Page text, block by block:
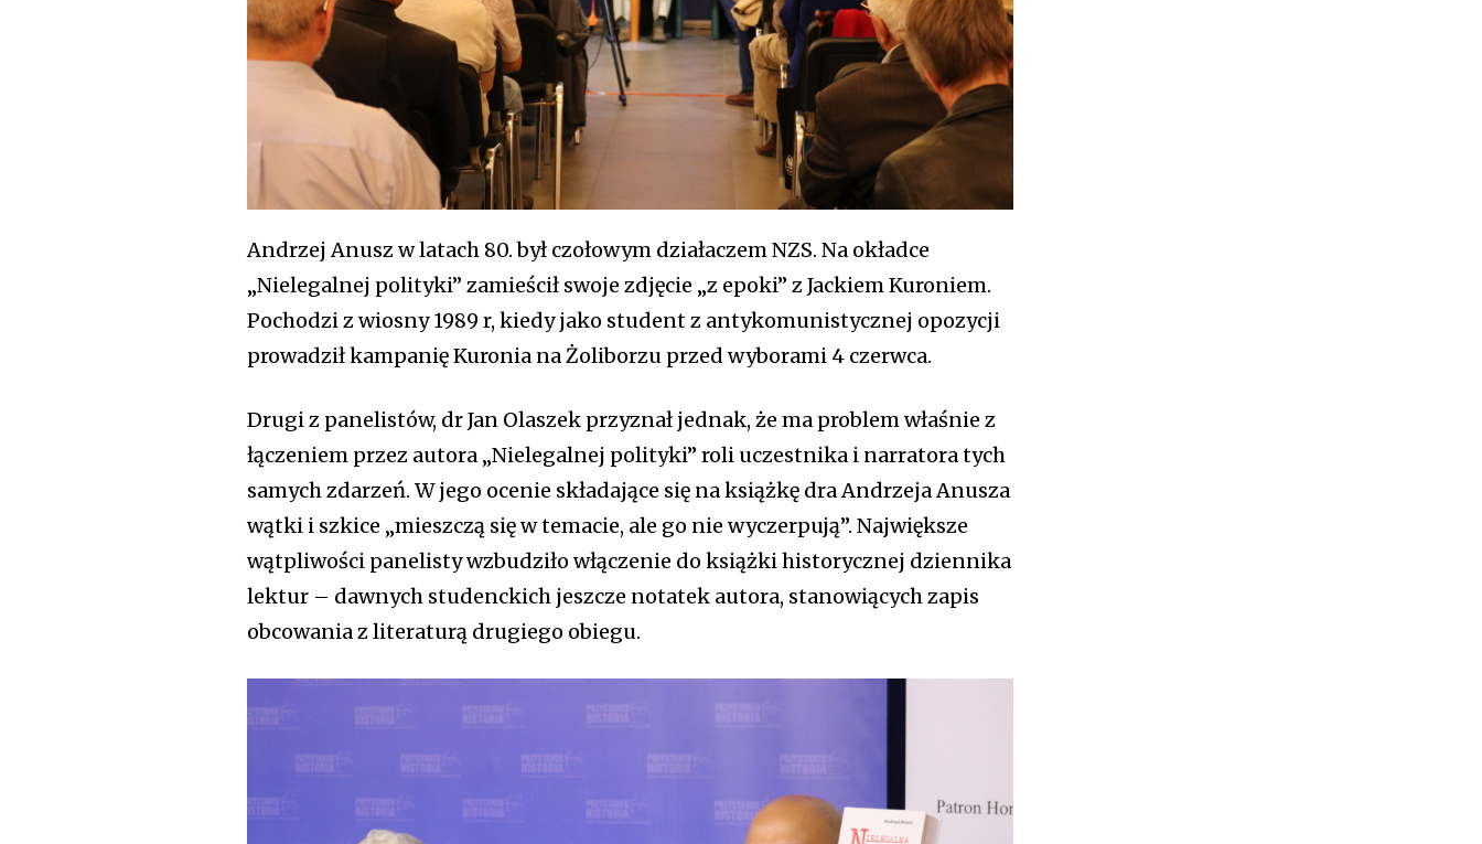
Andrzej Anusz w latach 80. był czołowym działaczem NZS. Na okładce
„Nielegalnej polityki” zamieścił swoje zdjęcie „z epoki” z Jackiem Kuroniem.
Pochodzi z wiosny 1989 r, kiedy jako student z antykomunistycznej opozycji
prowadził kampanię Kuronia na Żoliborzu przed wyborami 4 czerwca.
Drugi z panelistów, dr Jan Olaszek przyznał jednak, że ma problem właśnie z
łączeniem przez autora „Nielegalnej polityki” roli uczestnika i narratora tych
samych zdarzeń. W jego ocenie składające się na książkę dra Andrzeja Anusza
wątki i szkice „mieszczą się w temacie, ale go nie wyczerpują”. Największe
wątpliwości panelisty wzbudziło włączenie do książki historycznej dziennika
lektur – dawnych studenckich jeszcze notatek autora, stanowiących zapis
obcowania z literaturą drugiego obiegu.